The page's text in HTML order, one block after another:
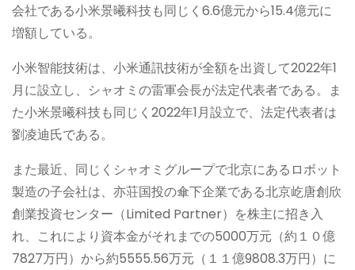
会社である小米景曦科技も同じく6.6億元から15.4億元に
増額している。
小米智能技術は、小米通訊技術が全額を出資して2022年1
月に設立し、シャオミの雷軍会長が法定代表者である。ま
た小米景曦科技も同じく2022年1月設立で、法定代表者は
劉凌迪氏である。
また最近、同じくシャオミグループで北京にあるロボット
製造の子会社は、亦荘国投の傘下企業である北京屹唐創欣
創業投資センター（Limited Partner）を株主に招き入
れ、これにより資本金がそれまでの5000万元（約１０億
7827万円）から約5555.56万元（１１億9808.3万円）に